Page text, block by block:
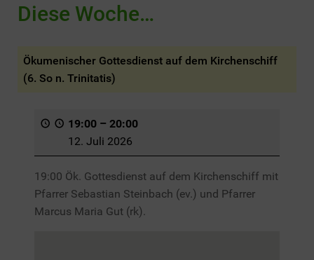
Diese Woche…
Ökumenischer Gottesdienst auf dem Kirchenschiff
(6. So n. Trinitatis)
19:00 – 20:00
12. Juli 2026
19:00 Ök. Gottesdienst auf dem Kirchenschiff mit
Pfarrer Sebastian Steinbach (ev.) und Pfarrer
Marcus Maria Gut (rk).